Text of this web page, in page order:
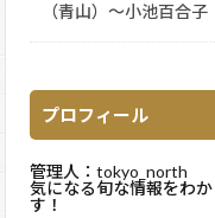
（青山）～小池百合子
プロフィール
管理人：tokyo_north
気になる旬な情報をわ
す！